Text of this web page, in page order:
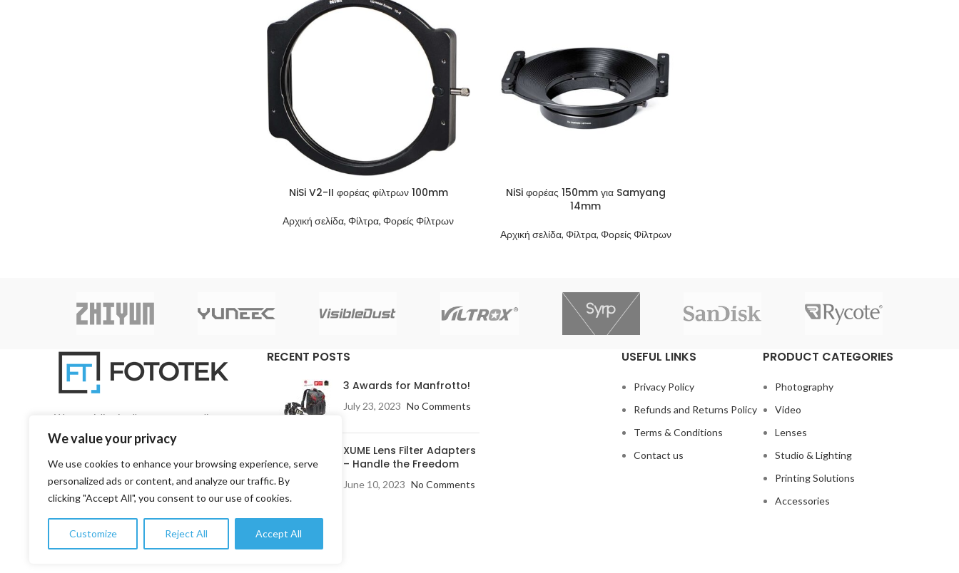
We value your privacy
We use cookies to enhance your browsing experience, serve
personalized ads or content, and analyze our traffic. By
clicking "Accept All", you consent to our use of cookies.
Customize Reject All Accept All
NiSi V2-II φορέας φίλτρων 100mm
Αρχική σελίδα, Φίλτρα, Φορείς Φίλτρων
NiSi φορέας 150mm για Samyang
14mm
Αρχική σελίδα, Φίλτρα, Φορείς Φίλτρων
We specialise in all aspects regarding
photography and videography on a pan-Cyprian
3, 1st Road, 4157 Kato Polemidia, Limassol,
Cyprus
Phone: +357 99 753776
Email: info@fototekcy.com
RECENT POSTS
3 Awards for Manfrotto!
July 23, 2023 No Comments
XUME Lens Filter Adapters
– Handle the Freedom
June 10, 2023 No Comments
USEFUL LINKS
Privacy Policy
Refunds and Returns Policy
Terms & Conditions
Contact us
PRODUCT CATEGORIES
Photography
Video
Lenses
Studio & Lighting
Printing Solutions
Accessories